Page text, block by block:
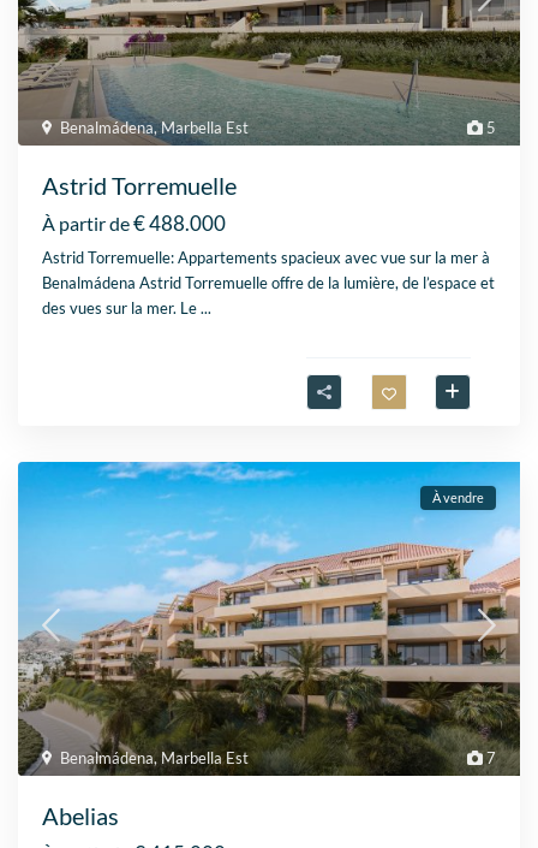
5
Benalmádena,Marbella Est
Astrid Torremuelle
À partir de€ 488.000
Astrid Torremuelle: Appartements spacieux avec vue sur la mer à
Benalmádena Astrid Torremuelle offre de la lumière, de l’espace et
des vues sur la mer. Le...
7
Benalmádena, Marbella Est
À vendre
Abelias